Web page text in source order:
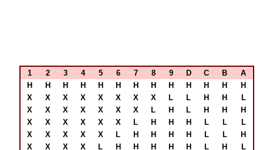
1 2 3 4 5 6 7 8 9 D C B
A
H
H H H H H H H H H H H
H
X
X X X X X X X L L H H
L
X
X X X X X X L H L H H
H
X
X X X X X L H H H L L
L
X
X X X X L H H H H L L
H
X
X X X L H H H H H L H
L